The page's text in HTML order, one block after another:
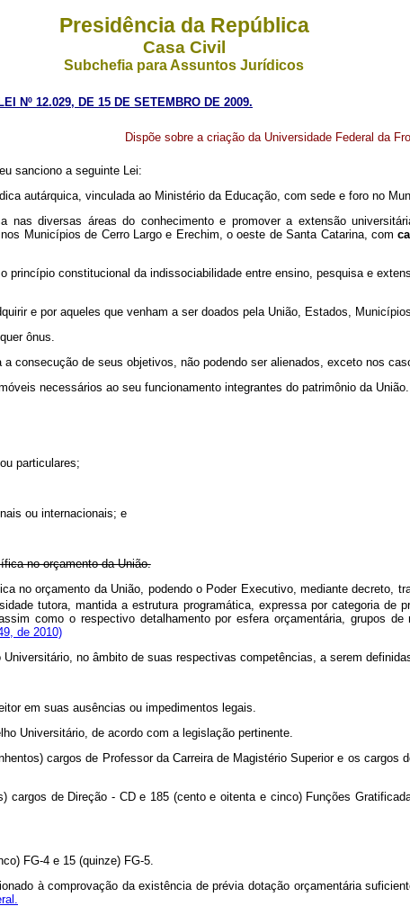
Presidência da República
Casa Civil
Subchefia para Assuntos Jurídicos
LEI Nº 12.029, DE 15 DE SETEMBRO DE 2009.
Dispõe sobre a criação da Universidade Federal da
sanciono a seguinte Lei:
autárquica, vinculada ao Ministério da Educação, com sede e foro no
diversas áreas do conhecimento e promover a extensão
nos Municípios de Cerro Largo e Erechim, o oeste de Santa Catarina, com
constitucional da indissociabilidade entre ensino, pesquisa e
e por aqueles que venham a ser doados pela União, Estados,
ônus.
de seus objetivos, não podendo ser alienados, exceto nos
necessários ao seu funcionamento integrantes do patrimônio da União.
particulares;
ou internacionais; e
no orçamento da União.
no orçamento da União, podendo o Poder Executivo, mediante decreto,
tutora, mantida a estrutura programática, expressa por categoria de
como o respectivo detalhamento por esfera orçamentária, grupos
de 2010)
no âmbito de suas respectivas competências, a serem
em suas ausências ou impedimentos legais.
Universitário, de acordo com a legislação pertinente.
cargos de Professor da Carreira de Magistério Superior e os cargos
de Direção - CD e 185 (cento e oitenta e cinco) Funções
FG-4 e 15 (quinze) FG-5.
à comprovação da existência de prévia dotação orçamentária